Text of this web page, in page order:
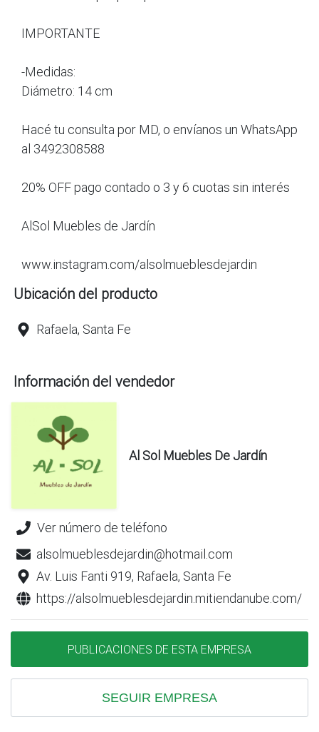
IMPORTANTE
-Medidas:
Diámetro: 14 cm
Hacé tu consulta por MD, o envíanos un WhatsApp
al 3492308588
20% OFF pago contado o 3 y 6 cuotas sin interés
AlSol Muebles de Jardín
www.instagram.com/alsolmueblesdejardin
Ubicación del producto
Rafaela, Santa Fe
Información del vendedor
Al Sol Muebles De Jardín
Ver número de teléfono
alsolmueblesdejardin@hotmail.com
Av. Luis Fanti 919, Rafaela, Santa Fe
https://alsolmueblesdejardin.mitiendanube.com/
PUBLICACIONES DE ESTA EMPRESA
SEGUIR EMPRESA